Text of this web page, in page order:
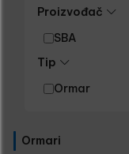
Proizvođač
SBA
Tip
Ormar
Ormari